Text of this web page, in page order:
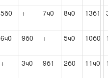
5б0 + 7ч0 8ч0 13б1
6ч0 9б0 + 5ч0 10б0
+ 3ч0 9б1 2б0 11ч0